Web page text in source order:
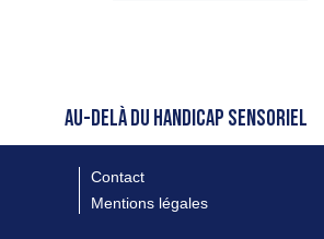
AU-DELÀ DU HANDICAP SENSORIEL
Contact
Mentions légales